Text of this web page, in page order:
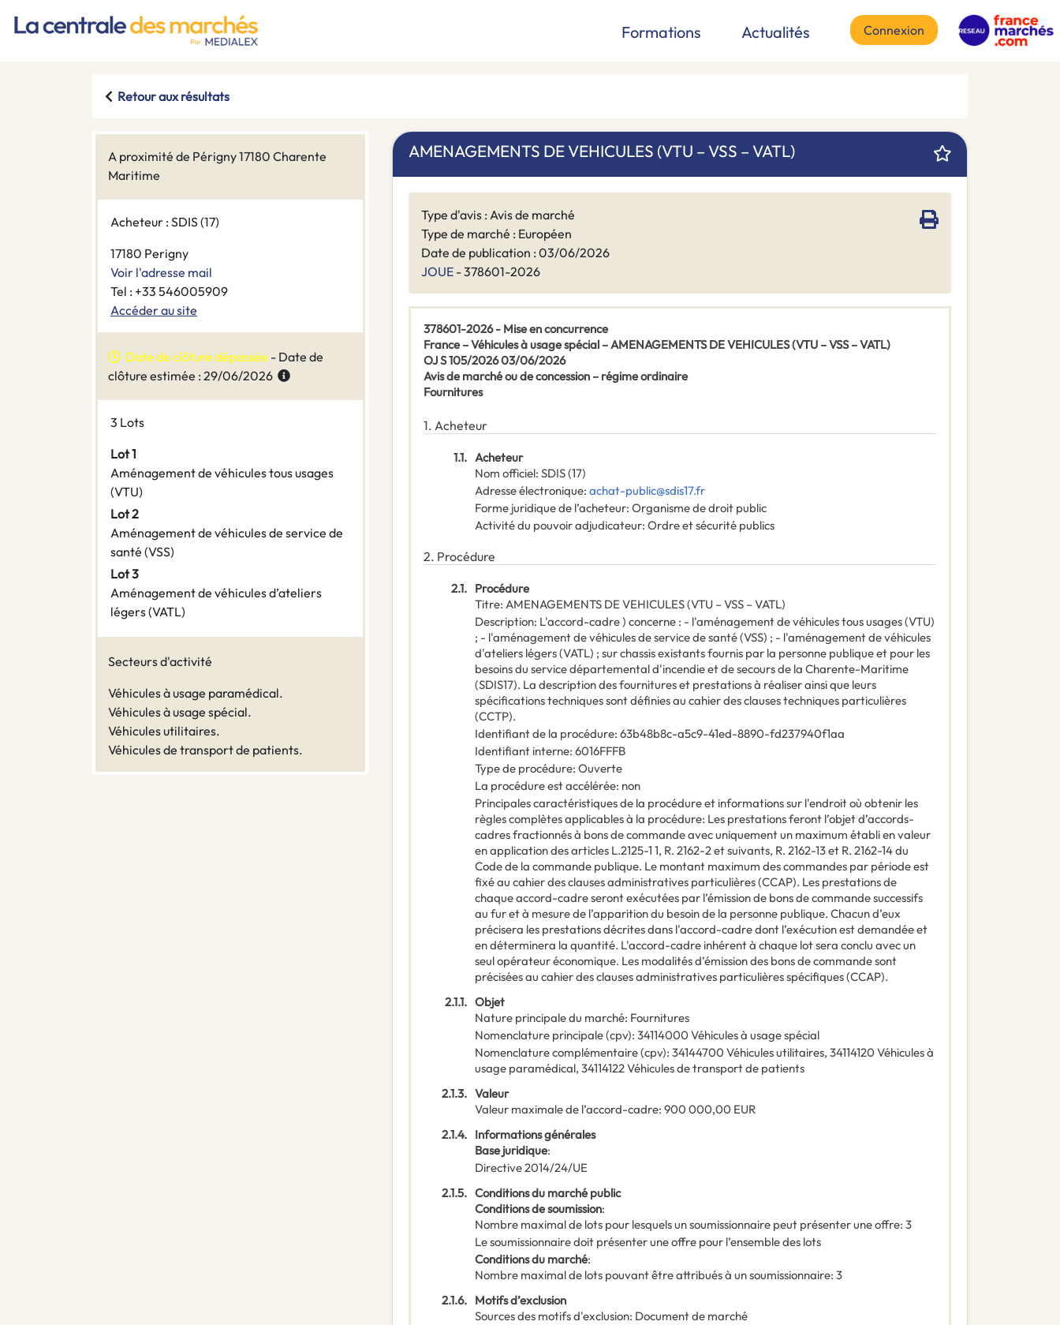
Formations Actualités Connexion
Retour aux résultats
A proximité de Périgny 17180 Charente
Maritime
Acheteur : SDIS (17)
17180 Perigny
Voir l'adresse mail
Tel : +33 546005909
Accéder au site
Date de clôture dépassée - Date de
clôture estimée : 29/06/2026
3 Lots
Lot 1
Aménagement de véhicules tous usages
(VTU)
Lot 2
Aménagement de véhicules de service de
santé (VSS)
Lot 3
Aménagement de véhicules d’ateliers
légers (VATL)
Secteurs d'activité
Véhicules à usage paramédical.
Véhicules à usage spécial.
Véhicules utilitaires.
Véhicules de transport de patients.
AMENAGEMENTS DE VEHICULES (VTU – VSS – VATL)
Type d'avis : Avis de marché
Type de marché : Européen
Date de publication : 03/06/2026
JOUE - 378601-2026
378601-2026 - Mise en concurrence
France – Véhicules à usage spécial – AMENAGEMENTS DE VEHICULES (VTU – VSS – VATL)
OJ S 105/2026 03/06/2026
Avis de marché ou de concession – régime ordinaire
Fournitures
1. Acheteur
1.1. Acheteur
Nom officiel: SDIS (17)
Adresse électronique: achat-public@sdis17.fr
Forme juridique de l’acheteur: Organisme de droit public
Activité du pouvoir adjudicateur: Ordre et sécurité publics
2. Procédure
2.1. Procédure
Titre: AMENAGEMENTS DE VEHICULES (VTU – VSS – VATL)
Description: L'accord-cadre ) concerne : - l'aménagement de véhicules tous usages (VTU)
; - l'aménagement de véhicules de service de santé (VSS) ; - l'aménagement de véhicules
d'ateliers légers (VATL) ; sur chassis existants fournis par la personne publique et pour les
besoins du service départemental d'incendie et de secours de la Charente-Maritime
(SDIS17). La description des fournitures et prestations à réaliser ainsi que leurs
spécifications techniques sont définies au cahier des clauses techniques particulières
(CCTP).
Identifiant de la procédure: 63b48b8c-a5c9-41ed-8890-fd237940f1aa
Identifiant interne: 6016FFFB
Type de procédure: Ouverte
La procédure est accélérée: non
Principales caractéristiques de la procédure et informations sur l'endroit où obtenir les
règles complètes applicables à la procédure: Les prestations feront l’objet d’accords-
cadres fractionnés à bons de commande avec uniquement un maximum établi en valeur
en application des articles L.2125-1 1, R. 2162-2 et suivants, R. 2162-13 et R. 2162-14 du
Code de la commande publique. Le montant maximum des commandes par période est
fixé au cahier des clauses administratives particulières (CCAP). Les prestations de
chaque accord-cadre seront exécutées par l’émission de bons de commande successifs
au fur et à mesure de l’apparition du besoin de la personne publique. Chacun d’eux
précisera les prestations décrites dans l'accord-cadre dont l’exécution est demandée et
en déterminera la quantité. L'accord-cadre inhérent à chaque lot sera conclu avec un
seul opérateur économique. Les modalités d’émission des bons de commande sont
précisées au cahier des clauses administratives particulières spécifiques (CCAP).
2.1.1. Objet
Nature principale du marché: Fournitures
Nomenclature principale(cpv): 34114000 Véhicules à usage spécial
Nomenclature complémentaire(cpv): 34144700 Véhicules utilitaires, 34114120 Véhicules à
usage paramédical, 34114122Véhicules de transport de patients
2.1.3. Valeur
Valeur maximale de l’accord-cadre: 900 000,00 EUR
2.1.4. Informations générales
Base juridique:
Directive 2014/24/UE
2.1.5. Conditions du marché public
Conditions de soumission:
Nombre maximal de lots pour lesquels un soumissionnaire peut présenter une offre: 3
Le soumissionnaire doit présenter une offre pour l’ensemble des lots
Conditions du marché:
Nombre maximal de lots pouvant être attribués à un soumissionnaire: 3
2.1.6. Motifs d’exclusion
Sources des motifs d'exclusion: Document de marché